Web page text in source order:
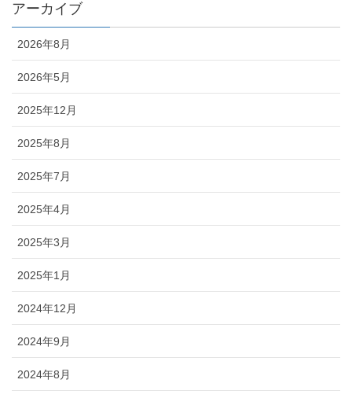
アーカイブ
2026年8月
2026年5月
2025年12月
2025年8月
2025年7月
2025年4月
2025年3月
2025年1月
2024年12月
2024年9月
2024年8月